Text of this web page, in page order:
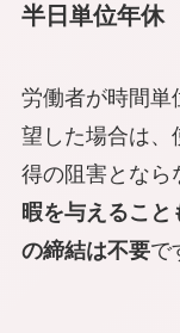
半日単位年休
労働者が時間単
望した場合は、
得の阻害となら
暇を与えること
の締結は不要で